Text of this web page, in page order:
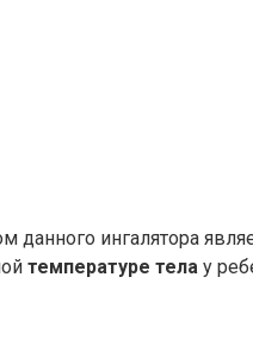
данного ингалятора
температуре тела у